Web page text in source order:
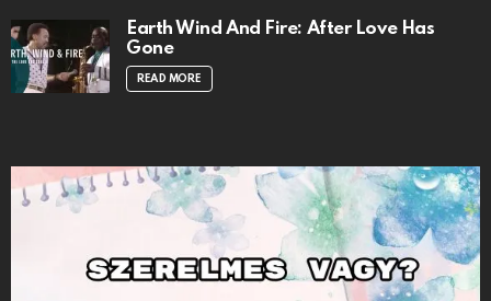
Earth Wind And Fire: After Love Has
Gone
READ MORE